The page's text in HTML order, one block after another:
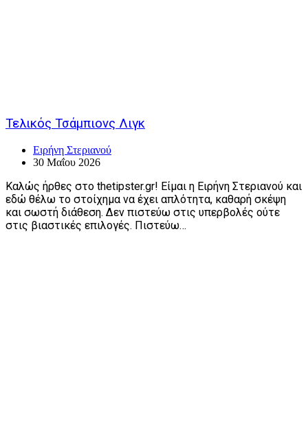
Τελικός Τσάμπιονς Λιγκ
Ειρήνη Στεριανού
30 Μαΐου 2026
Καλώς ήρθες στο thetipster.gr! Είμαι η Ειρήνη Στεριανού και
εδώ θέλω το στοίχημα να έχει απλότητα, καθαρή σκέψη
και σωστή διάθεση. Δεν πιστεύω στις υπερβολές ούτε
στις βιαστικές επιλογές. Πιστεύω…